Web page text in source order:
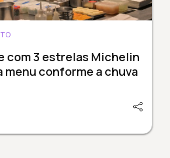
com 3 estrelas Michelin
menu conforme a chuva